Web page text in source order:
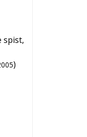
spist,
)